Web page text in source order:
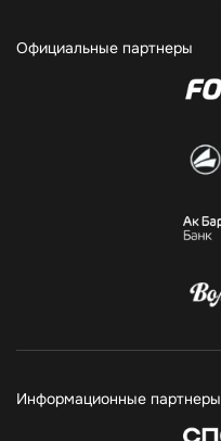
Официальные партнеры
Информационные партнеры